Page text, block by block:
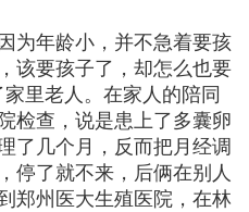
为年龄小，并不急着要孩
该要孩子了，却怎么也要
里老人。在家人的陪同
检查，说是患上了多囊卵
了几个月，反而把月经调
停了就不来，后俩在别人
郑州医大生殖医院，在林